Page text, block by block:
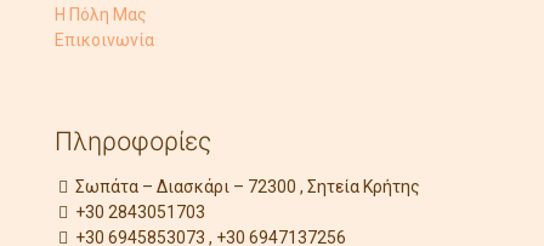
Η Πόλη Μας
Επικοινωνία
Πληροφορίες
Σωπάτα – Διασκάρι – 72300 , Σητεία Κρήτης
+30 2843051703
+30 6945853073 , +30 6947137256